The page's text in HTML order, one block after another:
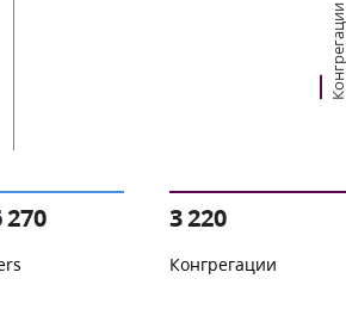
Конгрегации
270 3 220
Конгрегации